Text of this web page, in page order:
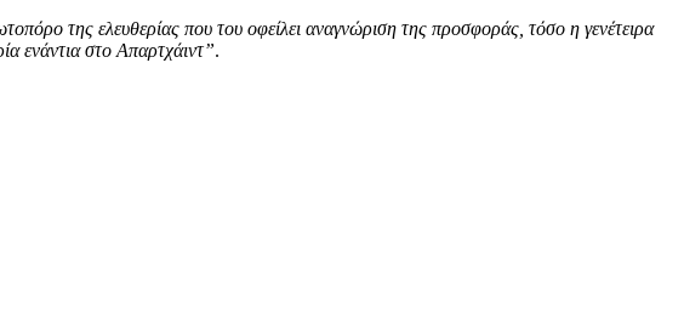
της ελευθερίας που του οφείλει αναγνώριση της προσφοράς, τόσο η γενέτειρα
ενάντια στο Απαρτχάιντ”.